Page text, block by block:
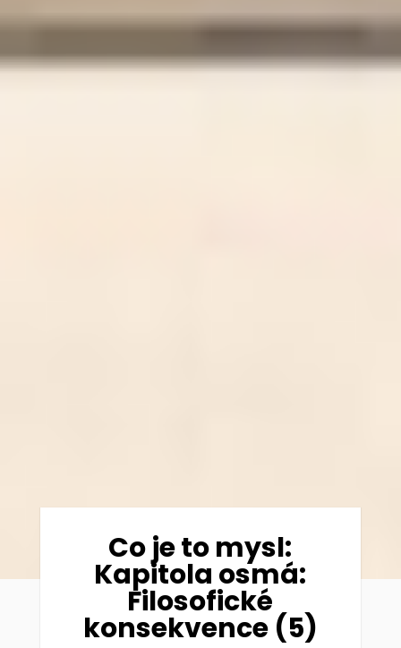
Co je to mysl:
Kapitola osmá:
Filosofické
konsekvence (5)